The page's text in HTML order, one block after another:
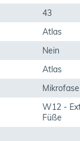
43
Atlas
Nein
Atlas
W12 -
Füße